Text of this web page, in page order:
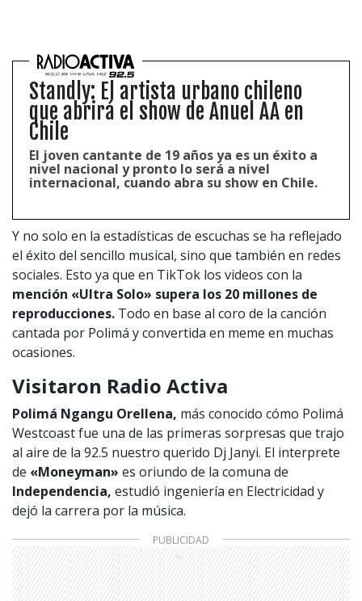
Standly: El artista urbano chileno
que abrirá el show de Anuel AA en
Chile
El joven cantante de 19 años ya es un éxito a
nivel nacional y pronto lo será a nivel
internacional, cuando abra su show en Chile.
Y no solo en la estadísticas de escuchas se ha reflejado
el éxito del sencillo musical, sino que también en redes
sociales. Esto ya que en TikTok los videos con la
mención «Ultra Solo» supera los 20 millones de
reproducciones. Todo en base al coro de la canción
cantada por Polimá y convertida en meme en muchas
ocasiones.
Visitaron Radio Activa
Polimá Ngangu Orellena, más conocido cómo Polimá
Westcoast fue una de las primeras sorpresas que trajo
al aire de la 92.5 nuestro querido Dj Janyi. El interprete
de «Moneyman» es oriundo de la comuna de
Independencia, estudió ingeniería en Electricidad y
dejó la carrera por la música.